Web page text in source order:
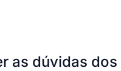
as dúvidas